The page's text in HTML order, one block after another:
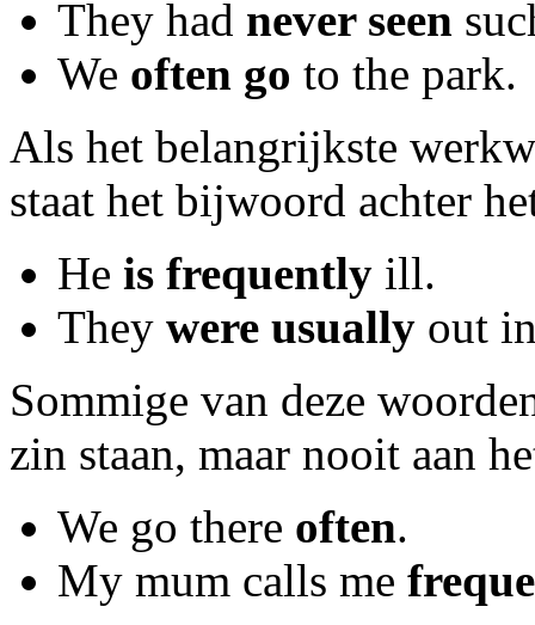
They had never seen
We often go to the park.
Als het belangrijkste
staat het bijwoord achter
He is frequently ill.
They were usually out
Sommige van deze
zin staan, maar nooit aan
We go there often.
My mum calls me